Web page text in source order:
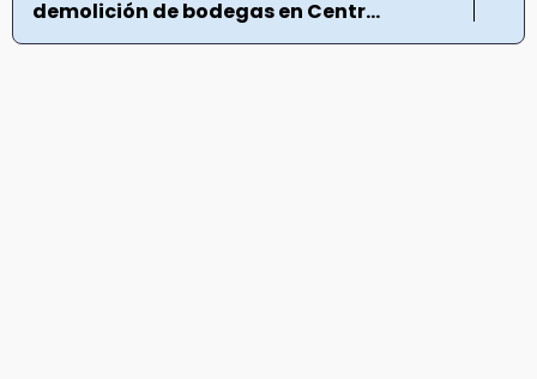
demolición de bodegas en Centr...